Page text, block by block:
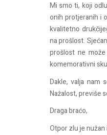
Mismo ti, koji
onih protjeranih i
kvalitetno
naprošlost.
prošlost nemože
komemorativni
Dakle, valja nam
Nažalost, previše
Draga braćo,
Otpor zlu je nužan